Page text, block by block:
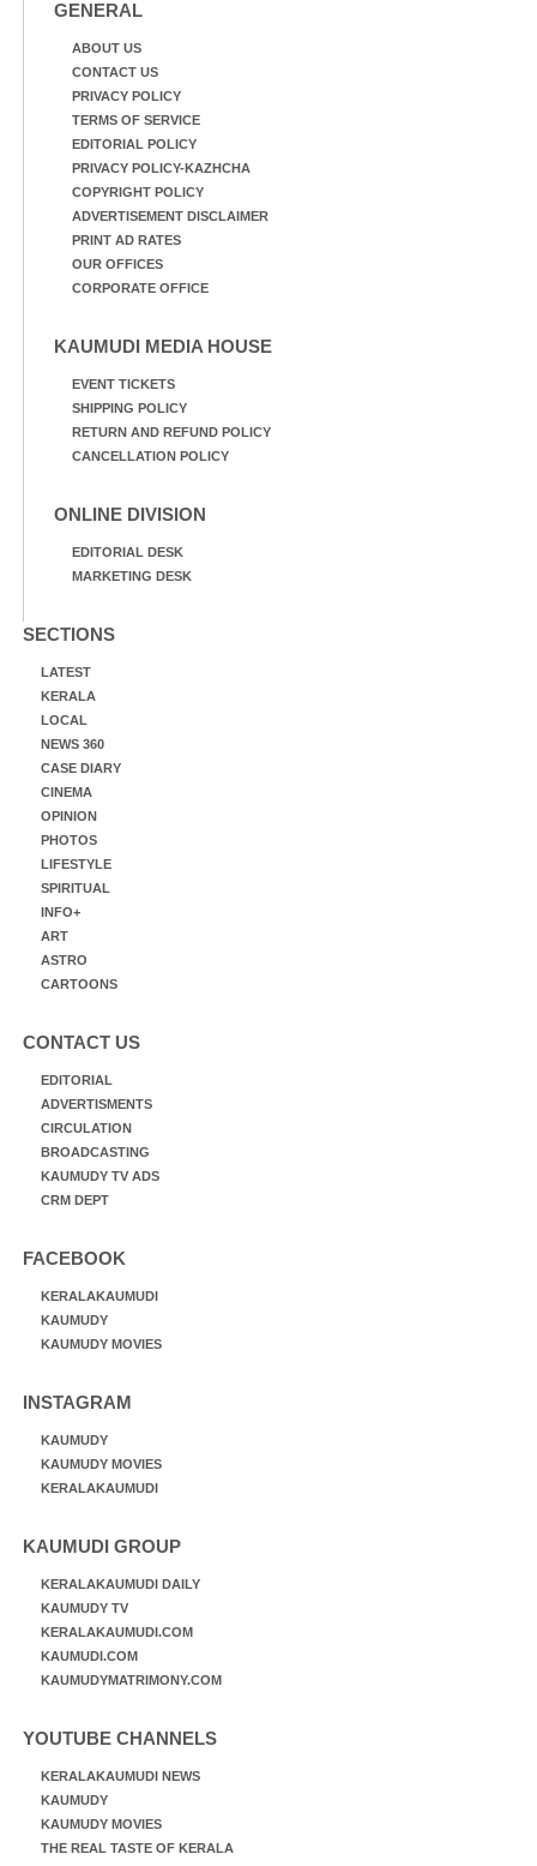
GENERAL
ABOUT US
CONTACT US
PRIVACY POLICY
TERMS OF SERVICE
EDITORIAL POLICY
PRIVACY POLICY-KAZHCHA
COPYRIGHT POLICY
ADVERTISEMENT DISCLAIMER
PRINT AD RATES
OUR OFFICES
CORPORATE OFFICE
KAUMUDI MEDIA HOUSE
EVENT TICKETS
SHIPPING POLICY
RETURN AND REFUND POLICY
CANCELLATION POLICY
ONLINE DIVISION
EDITORIAL DESK
MARKETING DESK
SECTIONS
LATEST
KERALA
LOCAL
NEWS 360
CASE DIARY
CINEMA
OPINION
PHOTOS
LIFESTYLE
SPIRITUAL
INFO+
ART
ASTRO
CARTOONS
CONTACT US
EDITORIAL
ADVERTISMENTS
CIRCULATION
BROADCASTING
KAUMUDY TV ADS
CRM DEPT
FACEBOOK
KERALAKAUMUDI
KAUMUDY
KAUMUDY MOVIES
INSTAGRAM
KAUMUDY
KAUMUDY MOVIES
KERALAKAUMUDI
KAUMUDI GROUP
KERALAKAUMUDI DAILY
KAUMUDY TV
KERALAKAUMUDI.COM
KAUMUDI.COM
KAUMUDYMATRIMONY.COM
YOUTUBE CHANNELS
KERALAKAUMUDI NEWS
KAUMUDY
KAUMUDY MOVIES
THE REAL TASTE OF KERALA